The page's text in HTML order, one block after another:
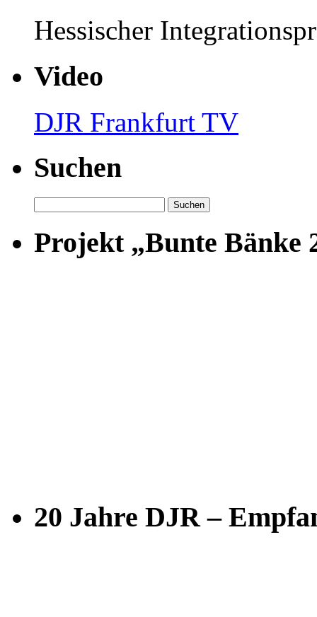
Hessischer
Video
DJR Frankfurt TV
Suchen
nach:
Projekt „Bunte Bänke
20 Jahre DJR –